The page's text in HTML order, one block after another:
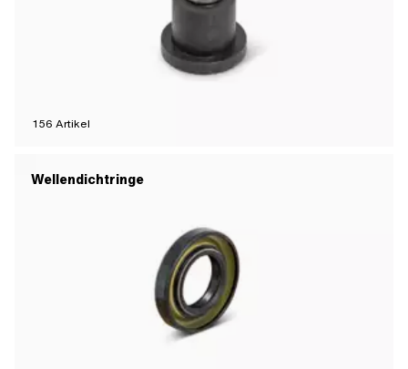
156 Artikel
Wellendichtringe